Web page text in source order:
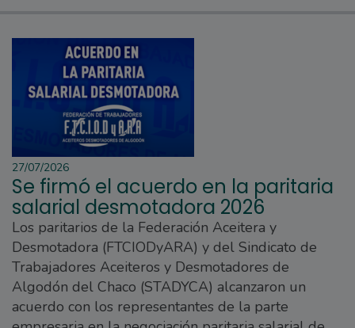
27/07/2026
Se firmó el acuerdo en la paritaria
salarial desmotadora 2026
Los paritarios de la Federación Aceitera y
Desmotadora (FTCIODyARA) y del Sindicato de
Trabajadores Aceiteros y Desmotadores de
Algodón del Chaco (STADYCA) alcanzaron un
acuerdo con los representantes de la parte